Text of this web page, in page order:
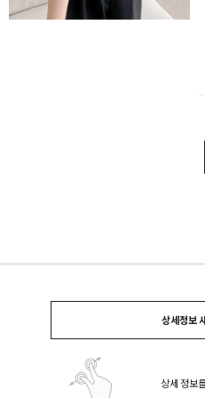
상세정보
상세 정보